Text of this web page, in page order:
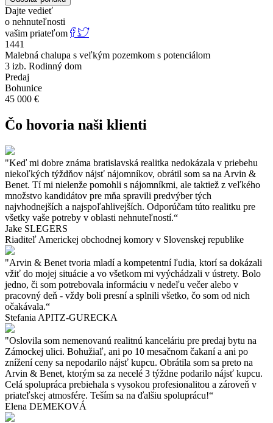
Priamo v obci sa nachádza
náučný banský chodník. V širšom okolí môžete navštíviť
obydlia v Brhlovciach
rezerváciu Horšianska dolina 12 minút autom alebo si oddýchnuť
pri jazere Zbrojníky okolo 25 minút autom. Levice ponúkajú
kompletnú občiansku vybavenosť, kultúrne podujatia, historický
hrad s Tekovským múzeom či rekreačné stredisko Margita-Ilona. Za
relaxom sa môžete vydať aj do neďalekých
minút autom alebo do
autom.
Cena: 45 000 eur
Výmera:
Zastavaná plocha chalupy: 147 m²
Výmera pozemku: 1 204 m²
Kompletné sprocesovanie kúpy nehnuteľnosti vrátane zabezpečenia
financovania a iných náležitostí zabezpečuje Arvin & Benet, čo
zaručuje plynulý a bezstarostný proces. Cena je konečná a zahŕňa
poplatky a servis spojený s prevodom nehnuteľnosti.
Dajte vedieť
o nehnuteľnosti
vašim priateľom
1441
Malebná chalupa s veľkým pozemkom s potenciálom
3 izb. Rodinný dom
Predaj
Bohunice
45 000 €
Čo hovoria naši klienti
"Keď mi dobre známa bratislavská realitka nedokázala v priebehu
niekoľkých týždňov nájsť nájomníkov, obrátil som sa na Arvin &
Benet. Tí mi nielenže pomohli s nájomníkmi, ale taktiež z veľkého
množstvo kandidátov pre mňa spravili predvýber tých
najvhodnejších a najspoľahlivejších. Odporúčam túto realitku pre
všetky vaše potreby v oblasti nehnuteľností.“
Jake SLEGERS
Riaditeľ Americkej obchodnej komory v Slovenskej republike
"Arvin & Benet tvoria mladí a kompetentní ľudia, ktorí sa dokázali
vžiť do mojej situácie a vo všetkom mi vyýchádzali v ústrety. Bolo
jedno, či som potrebovala informáciu v nedeľu večer alebo v
pracovný deň - vždy boli presní a splnili všetko, čo som od nich
očakávala.“
Stefania APITZ-GURECKA
"Oslovila som nemenovanú realitnú kanceláriu pre predaj bytu na
Zámockej ulici. Bohužiaľ, ani po 10 mesačnom čakaní a ani po
znížení ceny sa nepodarilo nájsť kupcu. Obrátila som sa preto na
Arvin & Benet, ktorým sa za necelé 3 týždne podarilo nájsť kupcu.
Celá spolupráca prebiehala s vysokou profesionalitou a zároveň v
priateľskej atmosfére. Teším sa na ďalšiu spoluprácu!“
Elena DEMEKOVÁ